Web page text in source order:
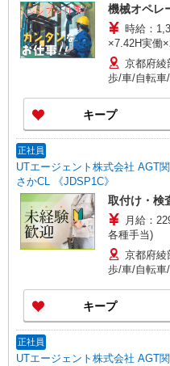
機械オペレ
時給：
×7.42H実働
し 京都府綾
歩/車/自転車
キープ
正社員
UTエージェント株式会社 AGT
さかCL 《JDSP1C》
取付け・検
月給：
各種手当)
京都府綾
歩/車/自転車
キープ
正社員
UTエージェント株式会社 AGT